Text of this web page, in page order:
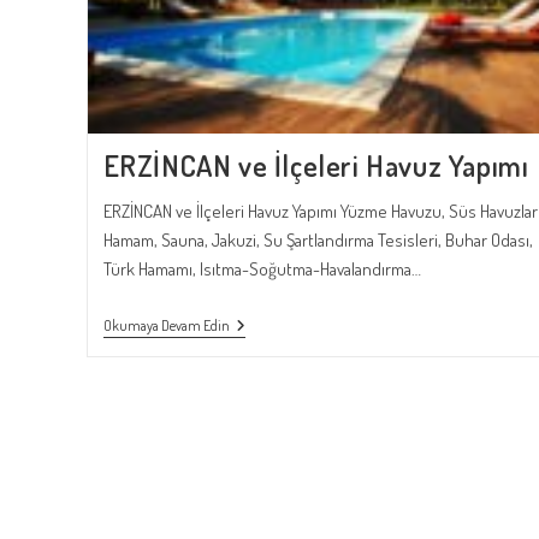
ERZİNCAN ve İlçeleri Havuz Yapımı
ERZİNCAN ve İlçeleri Havuz Yapımı Yüzme Havuzu, Süs
Hamam, Sauna, Jakuzi, Su Şartlandırma Tesisleri, Buhar Odası,
Türk Hamamı, Isıtma-Soğutma-Havalandırma…
Okumaya Devam EdinERZİNCAN
Ve